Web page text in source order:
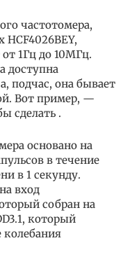
частотомера,
1Гц до 10МГц.
доступна
подчас, она бывает
Вот пример, —
сделать .
основано на
в течение
в 1 секунду.
вход
собран на
который
колебания